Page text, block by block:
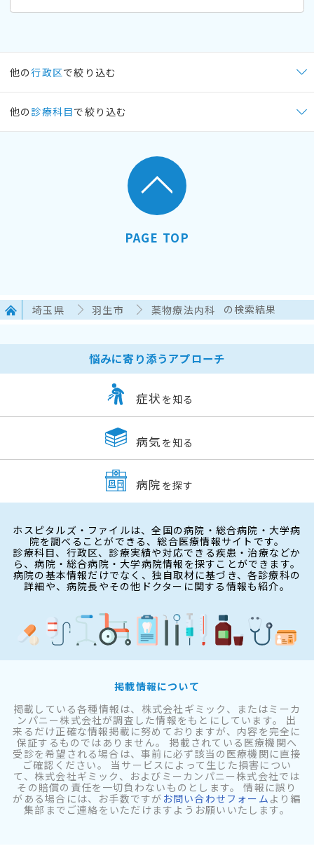
他の行政区で絞り込む
他の 診療科目で絞り込む
PAGE TOP
埼玉県 羽生市 薬物療法内科 の検索結果
悩みに寄り添うアプローチ
症状 を知る
病気 を知る
病院 を探す
ホスピタルズ・ファイルは、全国の病院・総合病院・大学病
院を調べることができる、総合医療情報サイトです。
診療科目、行政区、診療実績や対応できる疾患・治療などか
ら、病院・総合病院・大学病院情報を探すことができます。
病院の基本情報だけでなく、独自取材に基づき、各診療科の
詳細や、病院長やその他ドクターに関する情報も紹介。
掲載情報について
掲載している各種情報は、株式会社ギミック、またはミーカ
ンパニー株式会社が調査した情報をもとにしています。 出
来るだけ正確な情報掲載に努めておりますが、内容を完全に
保証するものではありません。 掲載されている医療機関へ
受診を希望される場合は、事前に必ず該当の医療機関に直接
ご確認ください。 当サービスによって生じた損害につい
て、株式会社ギミック、およびミーカンパニー株式会社では
その賠償の責任を一切負わないものとします。 情報に誤り
がある場合には、お手数ですが お問い合わせフォーム より編
集部までご連絡をいただけますようお願いいたします。